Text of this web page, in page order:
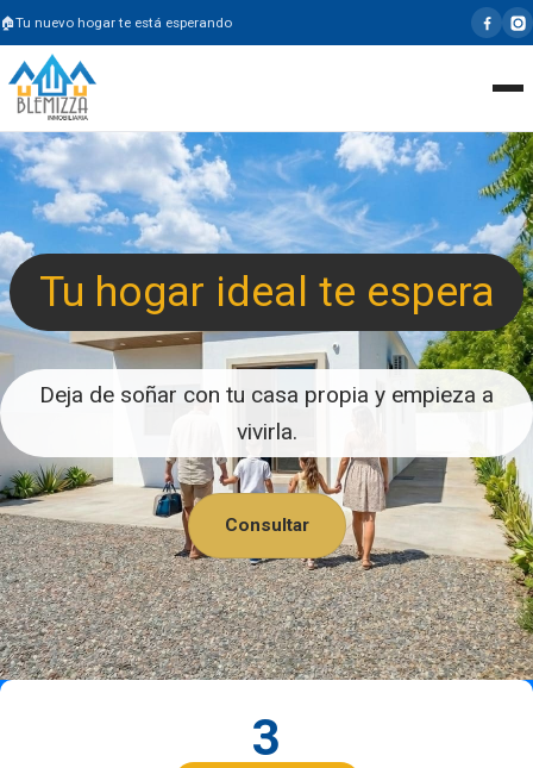
Tu nuevo hogar te está esperando
Tu hogar ideal te espera
Deja de soñar con tu casa propia y empieza a
vivirla.
Consultar
3